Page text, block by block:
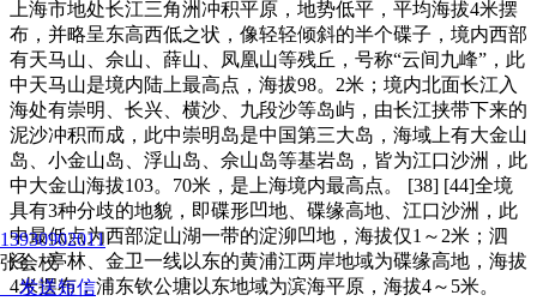
上海市地处长江三角洲冲积平原，地势低平，平均海拔4米摆
布，并略呈东高西低之状，像轻轻倾斜的半个碟子，境内西部
有天马山、佘山、薛山、凤凰山等残丘，号称“云间九峰”，此
中天马山是境内陆上最高点，海拔98。2米；境内北面长江入
海处有崇明、长兴、横沙、九段沙等岛屿，由长江挟带下来的
泥沙冲积而成，此中崇明岛是中国第三大岛，海域上有大金山
岛、小金山岛、浮山岛、佘山岛等基岩岛，皆为江口沙洲，此
中大金山海拔103。70米，是上海境内最高点。 [38] [44]全境
具有3种分歧的地貌，即碟形凹地、碟缘高地、江口沙洲，此
中最低点为西部淀山湖一带的淀泖凹地，海拔仅1～2米；泗
泾、亭林、金卫一线以东的黄浦江两岸地域为碟缘高地，海拔
4米摆布；浦东钦公塘以东地域为滨海平原，海拔4～5米。
13930902011
张会校
发送短信